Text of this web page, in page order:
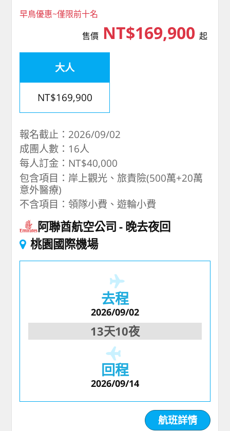
早鳥優惠~僅限前十名
售價NT$169,900 起
大人
NT$169,900
報名截止：2026/09/02
成團人數：16人
每人訂金：NT$40,000
包含項目：岸上觀光、旅責險(500萬+20萬
意外醫療)
不含項目：領隊小費、遊輪小費
阿聯酋航空公司
晚去夜回
桃園國際機場
去程
2026/09/02
13天10夜
回程
2026/09/14
航班詳情